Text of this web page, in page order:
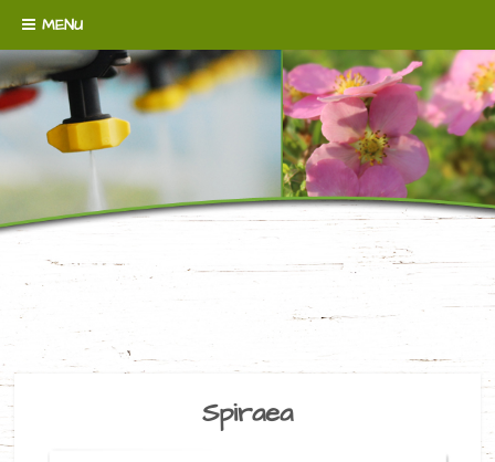
MENU
Skip to content
BAUMSCHULE
BROERMANN
WENN´S UM BODENDECKER GEHT!
Spiraea